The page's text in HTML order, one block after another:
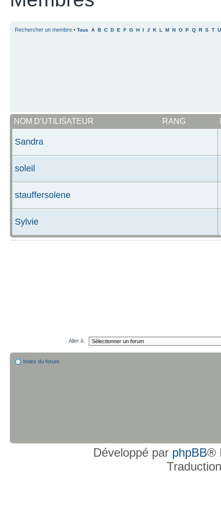
Rechercher un membre • Tous A B C D E F G H I J K L M N O P Q R S T U
RANG
NOM D’UTILISATEUR
Sandra
soleil
stauffersolene
Sylvie
Aller à:
Index du forum
Développé par phpBB®